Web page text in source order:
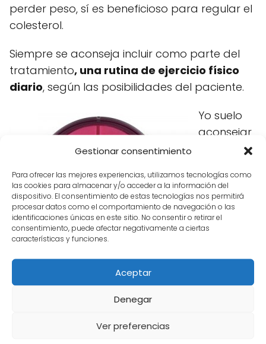
Gestionar consentimiento
Para ofrecer las mejores experiencias, utilizamos tecnologías como
las cookies para almacenar y/o acceder a la información del
dispositivo. El consentimiento de estas tecnologías nos permitirá
procesar datos como el comportamiento de navegación o las
identificaciones únicas en este sitio. No consentir o retirar el
consentimiento, puede afectar negativamente a ciertas
características y funciones.
Aceptar
Denegar
Ver preferencias
perder peso, sí es beneficioso para regular el
colesterol.
Siempre se aconseja incluir como parte del
tratamiento, una rutina de ejercicio físico
diario, según las posibilidades del paciente.
Yo suelo
aconsejar
que se
compren
un
podómetr
durante